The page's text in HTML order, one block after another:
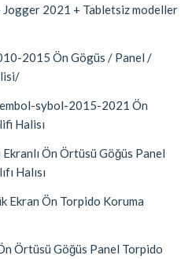
Jogger 2021 + Tabletsiz modeller
2015 Ön Gögüs / Panel /
sybol-2015-2021 Ön
Halisı
Ön Örtüsü Göğüs Panel
Halısı
Ekran Ön Torpido Koruma
Örtüsü Göğüs Panel Torpido